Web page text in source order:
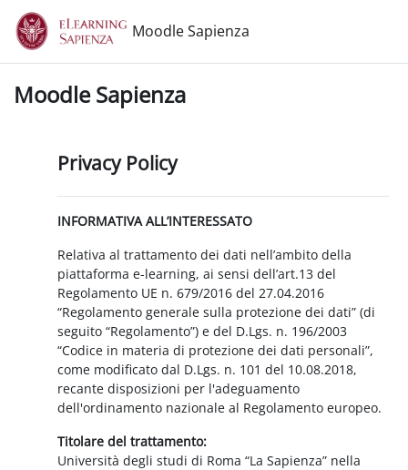
Vai al contenuto principale
Moodle Sapienza
Moodle Sapienza
Privacy Policy
INFORMATIVA ALL’INTERESSATO
Relativa al trattamento dei dati nell’ambito della
piattaforma e-learning, ai sensi dell’art.13 del
Regolamento UE n. 679/2016 del 27.04.2016
“Regolamento generale sulla protezione dei dati” (di
seguito “Regolamento”) e del D.Lgs. n. 196/2003
“Codice in materia di protezione dei dati personali”,
come modificato dal D.Lgs. n. 101 del 10.08.2018,
recante disposizioni per l'adeguamento
dell'ordinamento nazionale al Regolamento europeo.
Titolare del trattamento:
Università degli studi di Roma “La Sapienza” nella